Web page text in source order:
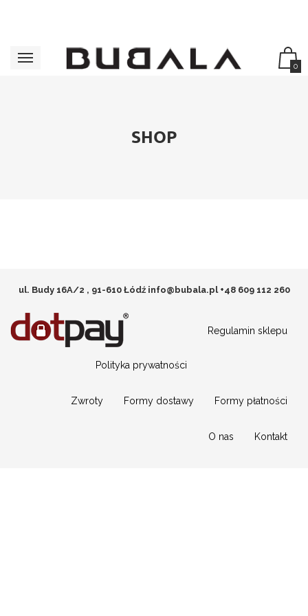
0
SHOP
ul. Budy 16A/2 , 91-610 Łódź info@bubala.pl +48 609 112 260
Regulamin sklepu
Polityka prywatności
Formy płatności
Formy dostawy
Zwroty
Kontakt
O nas